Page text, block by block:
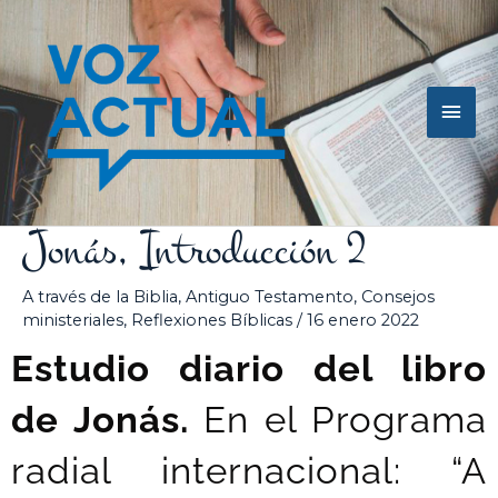
contenido
Jonás, Introducción 2
A través de la Biblia, Antiguo Testamento, Consejos
ministeriales, Reflexiones Bíblicas /16 enero 2022
Estudio diario del libro
de Jonás. En el Programa
radial internacional: “A